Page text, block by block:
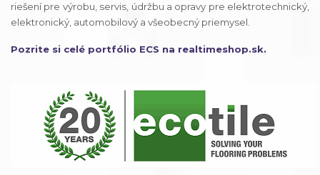
riešení pre výrobu, servis, údržbu a opravy pre elektrotechnický,
elektronický, automobilový a všeobecný priemysel.
Pozrite si celé portfólio ECS na realtimeshop.sk.